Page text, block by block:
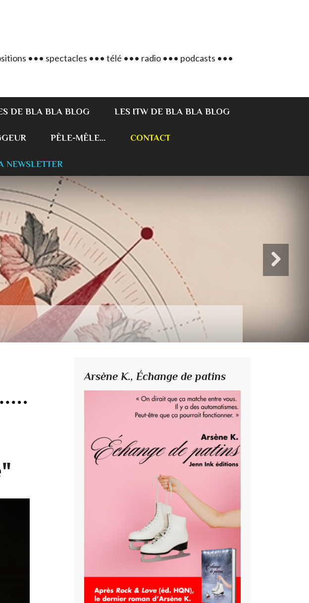
••• spectacles ••• télé ••• radio ••• podcasts •••
DE BLA BLA BLOG LES ITW DE BLA BLA BLOG
PÊLE-MÊLE... CONTACT
NEWSLETTER
Arsène K., Échange de patins